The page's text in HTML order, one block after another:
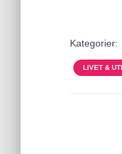
Kategorier:
LIVET &